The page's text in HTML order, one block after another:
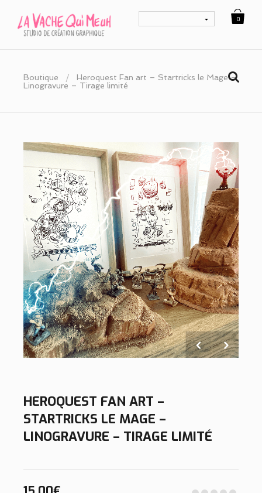
0
Boutique /
Heroquest Fan art – Startricks le Mage –
Linogravure – Tirage limité
HEROQUEST FAN ART –
STARTRICKS LE MAGE –
LINOGRAVURE – TIRAGE LIMITÉ